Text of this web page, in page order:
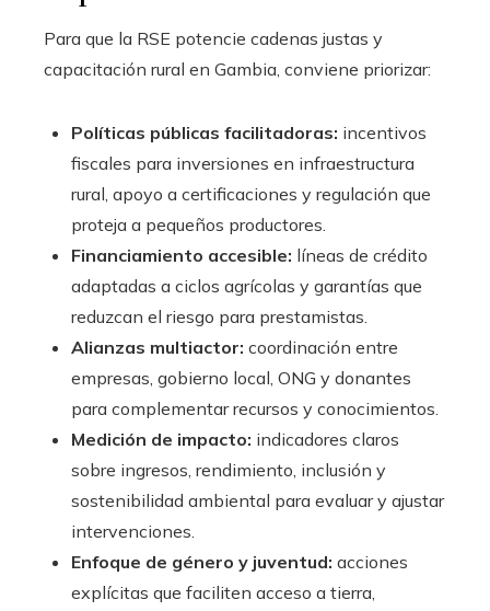
Para que la RSE potencie cadenas justas y
capacitación rural en Gambia, conviene priorizar:
Políticas públicas facilitadoras: incentivos
fiscales para inversiones en infraestructura
rural, apoyo a certificaciones y regulación que
proteja a pequeños productores.
Financiamiento accesible: líneas de crédito
adaptadas a ciclos agrícolas y garantías que
reduzcan el riesgo para prestamistas.
Alianzas multiactor: coordinación entre
empresas, gobierno local, ONG y donantes
para complementar recursos y conocimientos.
Medición de impacto: indicadores claros
sobre ingresos, rendimiento, inclusión y
sostenibilidad ambiental para evaluar y ajustar
intervenciones.
Enfoque de género y juventud: acciones
explícitas que faciliten acceso a tierra,